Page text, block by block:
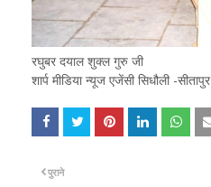
रघुबर दयाल शुक्ल गुरु जी
शार्प मीडिया न्यूज एजेंसी सिधौली -सीतापुर
पुराने